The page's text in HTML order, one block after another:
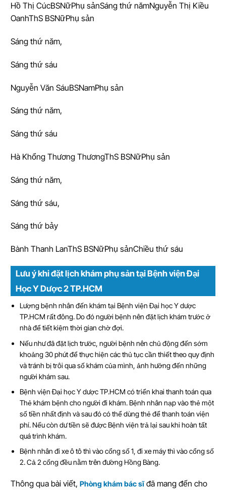
Hồ Thị CúcBSNữPhụ sảnSáng thứ nămNguyễn Thị Kiều
OanhThS BSNữPhụ sản
Sáng thứ năm,
Sáng thứ sáu
Nguyễn Văn SáuBSNamPhụ sản
Sáng thứ năm,
Sáng thứ sáu
Hà Khổng Thương ThươngThS BSNữPhụ sản
Sáng thứ năm,
Sáng thứ sáu,
Sáng thứ bảy
Bành Thanh LanThS BSNữPhụ sảnChiều thứ sáu
Lưu ý khi đặt lịch khám phụ sản tại Bệnh viện Đại
Học Y Dược 2 TP.HCM
Lượng bệnh nhân đến khám tại Bệnh viện Đại học Y dược
TP.HCM rất đông. Do đó người bệnh nên đặt lịch khám trước ở
nhà để tiết kiệm thời gian chờ đợi.
Nếu như đã đặt lịch trước, người bệnh nên chủ động đến sớm
khoảng 30 phút để thực hiện các thủ tục cần thiết theo quy định
và tránh bị trôi qua số khám của mình, ảnh hưởng đến những
người khám sau.
Bệnh viện Đại học Y dược TP.HCM có triển khai thanh toán qua
Thẻ khám bệnh cho người đi khám. Bệnh nhân nạp vào thẻ một
số tiền nhất định và sau đó có thể dùng thẻ để thanh toán viện
phí. Nếu còn dư tiền sẽ được Bệnh viện trả lại sau khi hoàn tất
quá trình khám.
Bệnh nhân đi xe ô tô thì vào cổng số 1, đi xe máy thì vào cổng số
2. Cả 2 cổng đều nằm trên đường Hồng Bàng.
Thông qua bài viết, Phòng khám bác sĩđã mang đến cho